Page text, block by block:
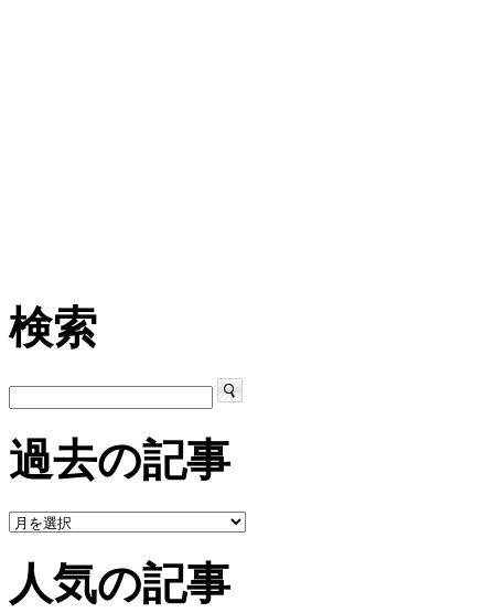
検索
過去の記事
人気の記事